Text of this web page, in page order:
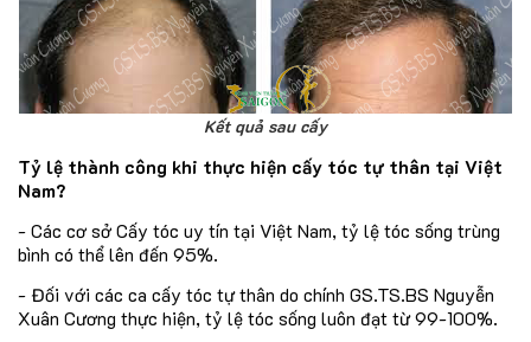
Kết quả sau cấy
Tỷ lệ thành công khi thực hiện cấy tóc tự thân tại Việt
Nam?
- Các cơ sở Cấy tóc uy tín tại Việt Nam, tỷ lệ tóc sống trùng
bình có thể lên đến 95%.
- Đối với các ca cấy tóc tự thân do chính GS.TS.BS Nguyễn
Xuân Cương thực hiện, tỷ lệ tóc sống luôn đạt từ 99-100%.